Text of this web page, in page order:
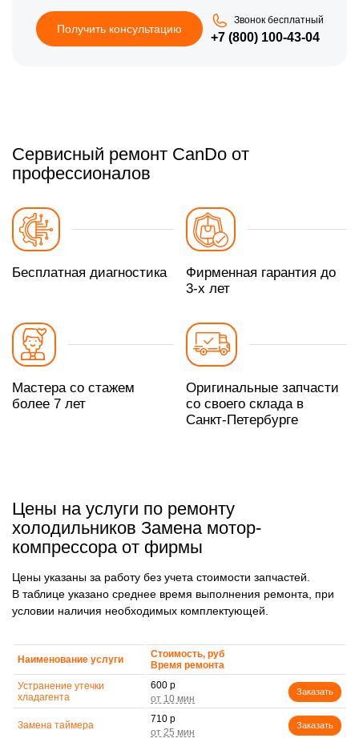
Получить консультацию
Звонок бесплатный
+7 (800) 100-43-04
Сервисный ремонт CanDo от
профессионалов
Бесплатная диагностика
Фирменная гарантия до
3-х лет
Мастера со стажем
более 7 лет
Оригинальные запчасти
со своего склада в
Санкт-Петербурге
Цены на услуги по ремонту
холодильников Замена мотор-
компрессора от фирмы
Цены указаны за работу без учета стоимости запчастей.
В таблице указано среднее время выполнения ремонта, при
условии наличия необходимых комплектующей.
Наименование услуги
Стоимость, руб
Время ремонта
Устранение утечки
хладагента
600 р
Заказать
Замена таймера
710 р
Заказать